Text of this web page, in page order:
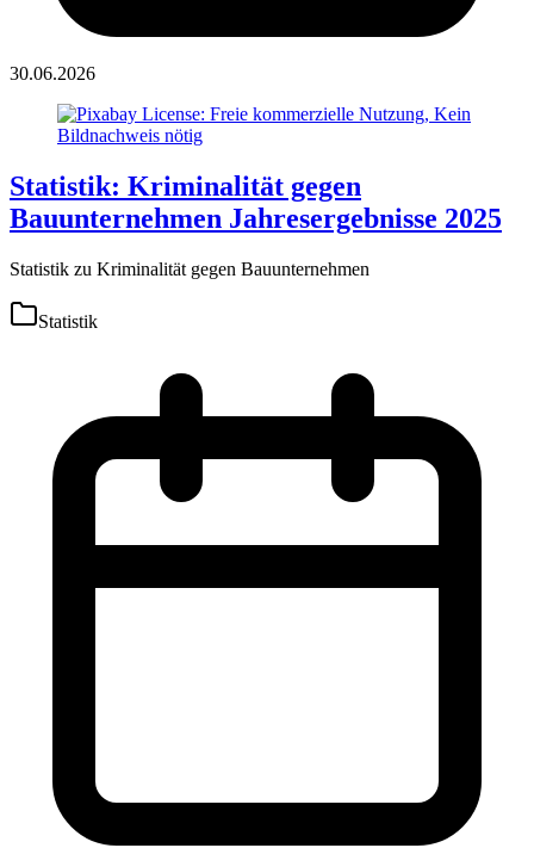
30.06.2026
Statistik: Kriminalität gegen
Bauunternehmen Jahresergebnisse 2025
Statistik zu Kriminalität gegen Bauunternehmen
Statistik